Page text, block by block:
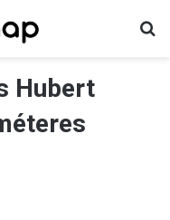
Hubert